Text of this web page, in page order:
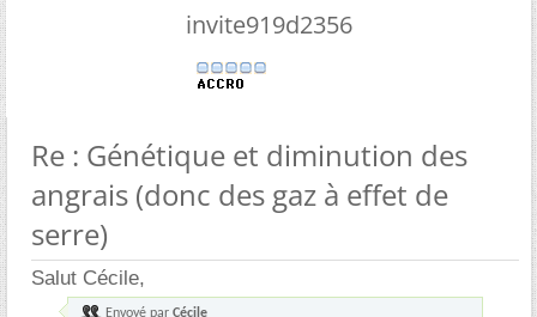
invite919d2356
Re : Génétique et diminution des
angrais (donc des gaz à effet de
serre)
Salut Cécile,
Envoyé par Cécile